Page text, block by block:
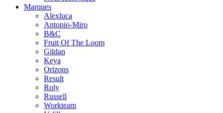
Marques
Alexluca
Antonio-Miro
B&C
Fruit Of The Loom
Gildan
Keya
Orizons
Result
Roly
Russell
Workteam